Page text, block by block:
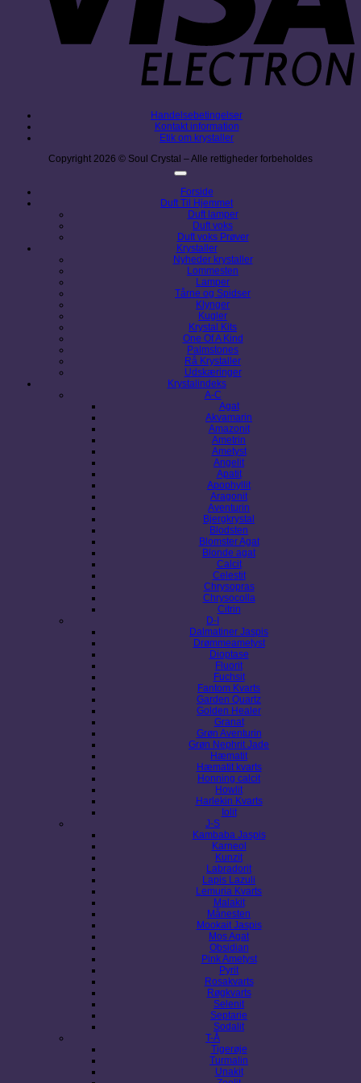
Handelsebetingelser
Kontakt information
Etik om krystaller
Copyright 2026 © Soul Crystal – Alle rettigheder forbeholdes
Forside
Duft Til Hjemmet
Duft lamper
Duft voks
Duft voks Prøver
Krystaller
Nyheder krystaller
Lommesten
Lamper
Tårne og Spidser
Klynger
Kugler
Krystal Kits
One Of A Kind
Palmstones
Rå Krystaller
Udskæringer
Krystalindeks
A-C
Agat
Akvamarin
Amazonit
Ametrin
Ametyst
Angelit
Apatit
Apophyllit
Aragonit
Aventurin
Bjergkrystal
Blodsten
Blomster Agat
Blonde agat
Calcit
Celestit
Chrysopras
Chrysocolla
Citrin
D-I
Dalmatiner Jaspis
Drømmeametyst
Dioptase
Fluorit
Fuchsit
Fantom Kvarts
Garden Quartz
Golden Healer
Granat
Grøn Aventurin
Grøn Nephrit Jade
Hæmatit
Hæmatit kvarts
Honning calcit
Howlit
Harlekin Kvarts
Iolit
J-S
Kambaba Jaspis
Karneol
Kunzit
Labradorit
Lapis Lazuli
Lemuria Kvarts
Malakit
Månesten
Mookait Jaspis
Mos Agat
Obsidian
Pink Ametyst
Pyrit
Rosakvarts
Røgkvarts
Selenit
Septarie
Sodalit
T-Å
Tigerøje
Turmalin
Unakit